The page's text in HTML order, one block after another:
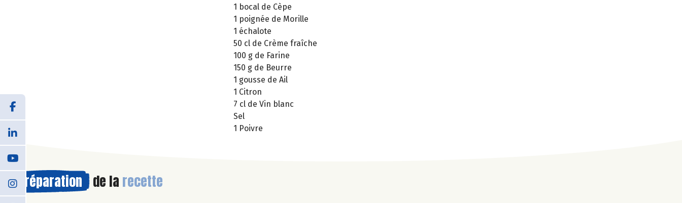
1 bocal de Cèpe
1 poignée de Morille
1 échalote
50 cl de Crème fraîche
100 g de Farine
150 g de Beurre
1 gousse de Ail
1 Citron
7 cl de Vin blanc
Sel
1 Poivre
Préparation de la recette